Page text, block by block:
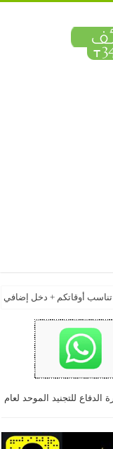
أوقاتكم + دخل إضافي
الدفاع للتجنيد الموحد لعام